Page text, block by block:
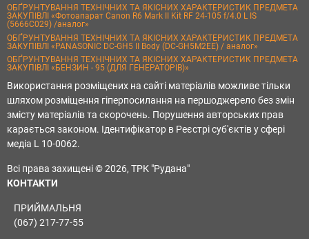
ОБҐРУНТУВАННЯ ТЕХНІЧНИХ ТА ЯКІСНИХ ХАРАКТЕРИСТИК ПРЕДМЕТА
ЗАКУПІВЛІ «Фотоапарат Canon R6 Mark II Kit RF 24-105 f/4.0 L IS
(5666C029) /аналог»
ОБҐРУНТУВАННЯ ТЕХНІЧНИХ ТА ЯКІСНИХ ХАРАКТЕРИСТИК ПРЕДМЕТА
ЗАКУПІВЛІ «PANASONIC DC-GH5 II Body (DC-GH5M2EE) / аналог»
ОБҐРУНТУВАННЯ ТЕХНІЧНИХ ТА ЯКІСНИХ ХАРАКТЕРИСТИК ПРЕДМЕТА
ЗАКУПІВЛІ «БЕНЗИН - 95 (ДЛЯ ГЕНЕРАТОРІВ)»
Використання розміщених на сайті матеріалів можливе тільки
шляхом розміщення гіперпосилання на першоджерело без змін
змісту матеріалів та скорочень. Порушення авторських прав
карається законом. Ідентифікатор в Реєстрі суб'єктів у сфері
медіа L 10-0062.
Всі права захищені © 2026, ТРК "Рудана"
КОНТАКТИ
ПРИЙМАЛЬНЯ
(067) 217-77-55